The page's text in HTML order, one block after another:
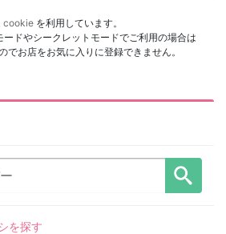
cookie を利用しています。
ドやシークレットモードでご利用の場合は
お店をお気に入りに登録できません。
を探す